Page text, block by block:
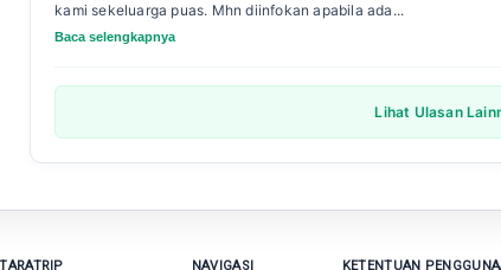
kami sekeluarga puas. Mhn diinfokan apabila ada...
Baca selengkapnya
Lihat Ulasan
NAVIGASI KETENTUAN